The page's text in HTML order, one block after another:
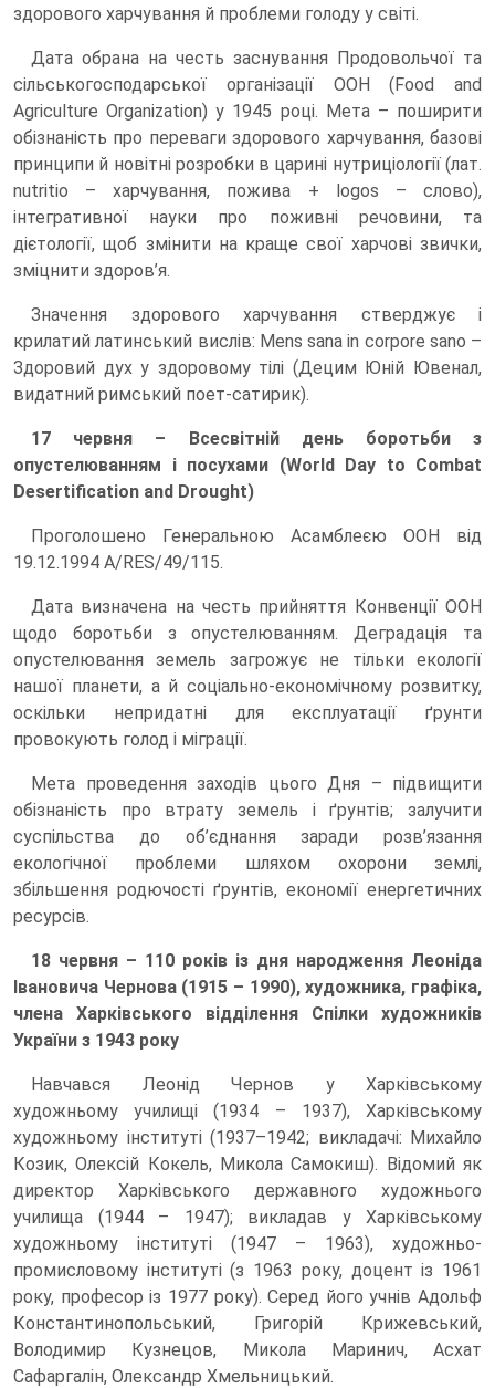
здорового харчування й проблеми голоду у світі.
Дата обрана на честь заснування Продовольчої та
сільськогосподарської організації ООН (Food and
Agriculture Organization) у 1945 році. Мета – поширити
обізнаність про переваги здорового харчування, базові
принципи й новітні розробки в царині нутриціології (лат.
nutritio – харчування, пожива + logos – слово),
інтегративної науки про поживні речовини, та
дієтології, щоб змінити на краще свої харчові звички,
зміцнити здоров’я.
Значення здорового харчування стверджує і
крилатий латинський вислів: Mens sana in corpore sano –
Здоровий дух у здоровому тілі (Децим Юній Ювенал,
видатний римський поет-сатирик).
17 червня – Всесвітній день боротьби з
опустелюванням і посухами (World Day to Combat
Desertification and Drought)
Проголошено Генеральною Асамблеєю ООН від
19.12.1994 A/RES/49/115.
Дата визначена на честь прийняття Конвенції ООН
щодо боротьби з опустелюванням. Деградація та
опустелювання земель загрожує не тільки екології
нашої планети, а й соціально-економічному розвитку,
оскільки непридатні для експлуатації ґрунти
провокують голод і міграції.
Мета проведення заходів цього Дня – підвищити
обізнаність про втрату земель і ґрунтів; залучити
суспільства до об’єднання заради розв’язання
екологічної проблеми шляхом охорони землі,
збільшення родючості ґрунтів, економії енергетичних
ресурсів.
18 червня – 110 років із дня народження Леоніда
Івановича Чернова (1915 – 1990), художника, графіка,
члена Харківського відділення Спілки художників
України з 1943 року
Навчався Леонід Чернов у Харківському
художньому училищі (1934 – 1937), Харківському
художньому інституті (1937–1942; викладачі: Михайло
Козик, Олексій Кокель, Микола Самокиш). Відомий як
директор Харківського державного художнього
училища (1944 – 1947); викладав у Харківському
художньому інституті (1947 – 1963), художньо-
промисловому інституті (з 1963 року, доцент із 1961
року, професор із 1977 року). Серед його учнів Адольф
Константинопольський, Григорій Крижевський,
Володимир Кузнецов, Микола Маринич, Асхат
Сафаргалін, Олександр Хмельницький.